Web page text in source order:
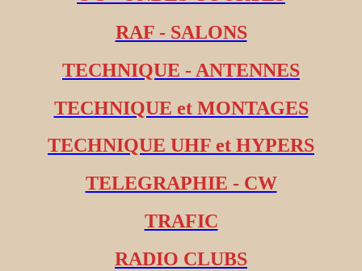
RAF - SALONS
TECHNIQUE - ANTENNES
TECHNIQUE et MONTAGES
TECHNIQUE UHF et HYPERS
TELEGRAPHIE - CW
TRAFIC
RADIO CLUBS